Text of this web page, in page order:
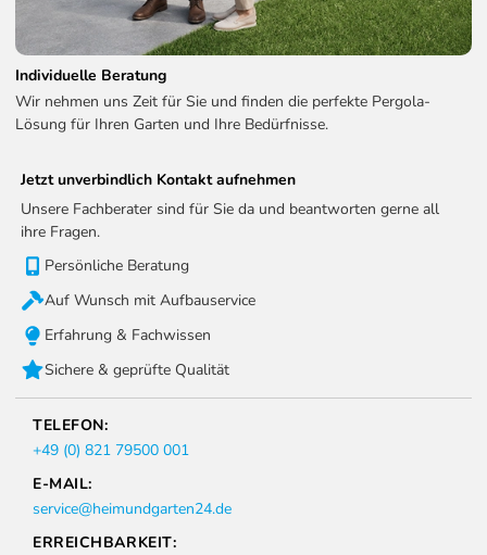
Individuelle Beratung
Wir nehmen uns Zeit für Sie und finden die perfekte Pergola-
Lösung für Ihren Garten und Ihre Bedürfnisse.
Jetzt unverbindlich Kontakt aufnehmen
Unsere Fachberater sind für Sie da und beantworten gerne all
ihre Fragen.
Persönliche Beratung
Auf Wunsch mit Aufbauservice
Erfahrung & Fachwissen
Sichere & geprüfte Qualität
TELEFON:
+49 (0) 821 79500 001
E-MAIL:
service@heimundgarten24.de
ERREICHBARKEIT: